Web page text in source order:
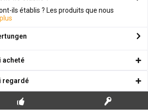
ils établis ? Les produits que nous
plus
acheté
regardé